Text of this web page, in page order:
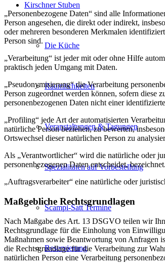
Kirschner Stuben
Die Küche
Räumlichkeiten
Veranstaltungen & Tagungen
Spezialitäten auf Vorbestellung
Scampi-Satt Termine
Reservierung
„Personenbezogene Daten“ sind alle
Person angesehen, die direkt oder indirekt,
oder mehreren besonderen Merkmalen
Person sind.
„Verarbeitung“ ist jeder mit oder ohne Hilfe
praktisch jeden Umgang mit Daten.
„Pseudonymisierung“ die Verarbeitung
Person zugeordnet werden können, sofern diese
personenbezogenen Daten nicht einer
„Profiling“ jede Art der automatisierten
natürliche Person beziehen, zu bewerten,
Ortswechsel dieser natürlichen Person zu
Als „Verantwortlicher“ wird die natürliche oder
personenbezogenen Daten entscheidet, bezeichnet.
„Auftragsverarbeiter“ eine natürliche oder
Maßgebliche Rechtsgrundlagen
Nach Maßgabe des Art. 13 DSGVO teilen wir
Rechtsgrundlage für die Einholung von
Maßnahmen sowie Beantwortung von Anfragen
die Rechtsgrundlage für die Verarbeitung zur
natürlichen Person eine Verarbeitung